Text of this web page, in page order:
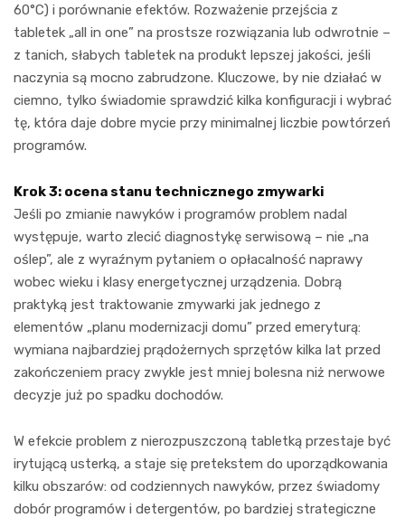
60°C) i porównanie efektów. Rozważenie przejścia z
tabletek „all in one” na prostsze rozwiązania lub odwrotnie –
z tanich, słabych tabletek na produkt lepszej jakości, jeśli
naczynia są mocno zabrudzone. Kluczowe, by nie działać w
ciemno, tylko świadomie sprawdzić kilka konfiguracji i wybrać
tę, która daje dobre mycie przy minimalnej liczbie powtórzeń
programów.
Krok 3: ocena stanu technicznego zmywarki
Jeśli po zmianie nawyków i programów problem nadal
występuje, warto zlecić diagnostykę serwisową – nie „na
oślep”, ale z wyraźnym pytaniem o opłacalność naprawy
wobec wieku i klasy energetycznej urządzenia. Dobrą
praktyką jest traktowanie zmywarki jak jednego z
elementów „planu modernizacji domu” przed emeryturą:
wymiana najbardziej prądożernych sprzętów kilka lat przed
zakończeniem pracy zwykle jest mniej bolesna niż nerwowe
decyzje już po spadku dochodów.
W efekcie problem z nierozpuszczoną tabletką przestaje być
irytującą usterką, a staje się pretekstem do uporządkowania
kilku obszarów: od codziennych nawyków, przez świadomy
dobór programów i detergentów, po bardziej strategiczne